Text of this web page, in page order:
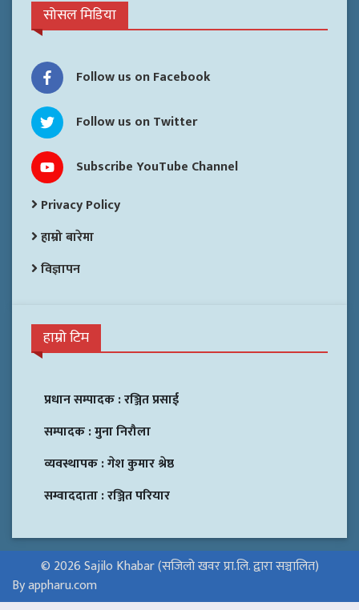
सोसल मिडिया
Follow us on Facebook
Follow us on Twitter
Subscribe YouTube Channel
Privacy Policy
हाम्रो बारेमा
विज्ञापन
हाम्रो टिम
प्रधान सम्पादक :रञ्जित प्रसाई
सम्पादक :मुना निरौला
व्यवस्थापक :गेश कुमार श्रेष्ठ
सम्वाददाता :रञ्जित परियार
© 2026 Sajilo Khabar (सजिलो खवर प्रा.लि. द्वारा सञ्चालित)
By appharu.com